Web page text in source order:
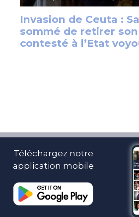
Téléchargez notre
application mobile